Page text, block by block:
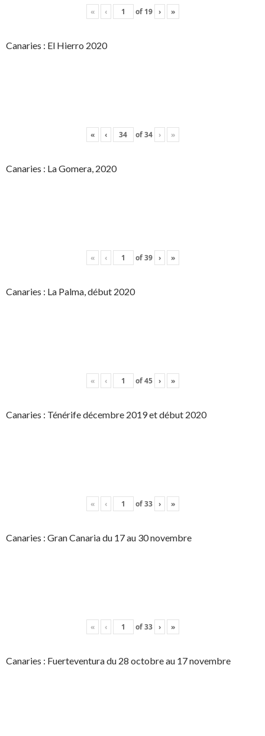
« ‹ of 19 › »
Canaries : El Hierro 2020
« ‹ of34 › »
Canaries : La Gomera, 2020
« ‹ of39 › »
Canaries : La Palma, début 2020
« ‹ of45 › »
Canaries : Ténérife décembre 2019 et début 2020
« ‹ of33 › »
Canaries : Gran Canaria du 17 au 30 novembre
« ‹ of33 › »
Canaries : Fuerteventura du 28 octobre au 17 novembre